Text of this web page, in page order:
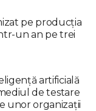
pe producția
un an pe trei
artificială
de testare
unor organizaţii